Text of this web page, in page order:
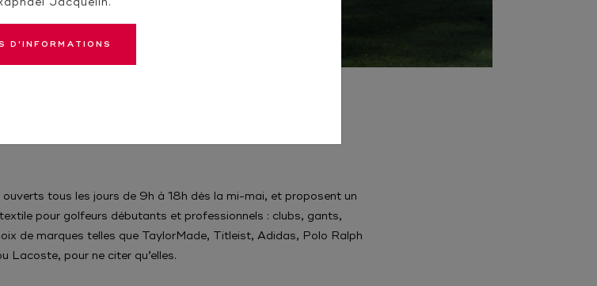
tous les jours de 9h à 18h dès la mi-mai, et proposent un
pour golfeurs débutants et professionnels : clubs, gants,
de marques telles que TaylorMade, Titleist, Adidas, Polo Ralph
Lacoste, pour ne citer qu’elles.
D'INFORMATIONS